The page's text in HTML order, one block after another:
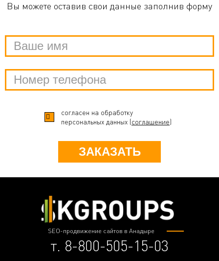
Вы можете оставив свои данные заполнив форму
ЗАКАЗАТЬ
согласен на обработку
персональных данных (соглашение)
SEO-продвижение сайтов в Анадыре
т. 8-800-505-15-03